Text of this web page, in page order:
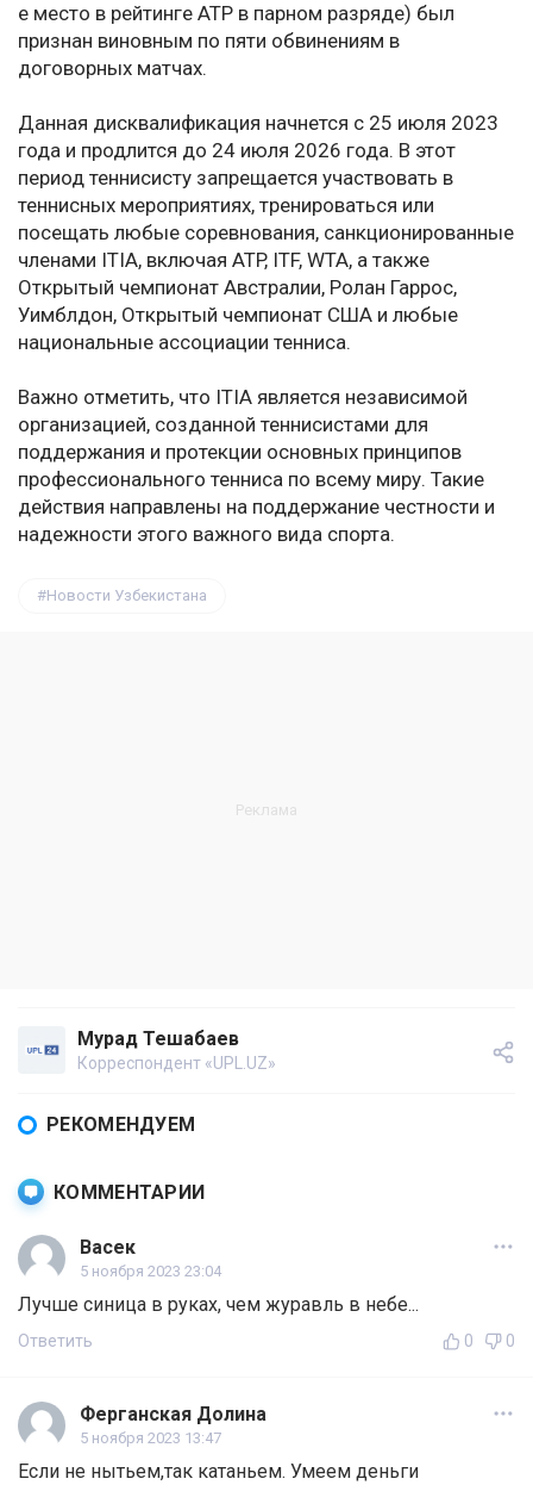
е место в рейтинге ATP в парном разряде) был
признан виновным по пяти обвинениям в
договорных матчах.
Данная дисквалификация начнется с 25 июля 2023
года и продлится до 24 июля 2026 года. В этот
период теннисисту запрещается участвовать в
теннисных мероприятиях, тренироваться или
посещать любые соревнования, санкционированные
членами ITIA, включая ATP, ITF, WTA, а также
Открытый чемпионат Австралии, Ролан Гаррос,
Уимблдон, Открытый чемпионат США и любые
национальные ассоциации тенниса.
Важно отметить, что ITIA является независимой
организацией, созданной теннисистами для
поддержания и протекции основных принципов
профессионального тенниса по всему миру. Такие
действия направлены на поддержание честности и
надежности этого важного вида спорта.
Новости Узбекистана
Мурад Тешабаев
Корреспондент «UPL.UZ»
РЕКОМЕНДУЕМ
КОММЕНТАРИИ
Васек
5 ноября 2023 23:04
Лучше синица в руках, чем журавль в небе...
Ответить 0 0
Ферганская Долина
5 ноября 2023 13:47
Если не нытьем,так катаньем. Умеем деньги